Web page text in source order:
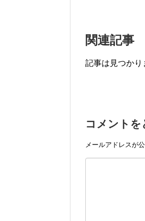
関連記事
記事は見つかり
コメントを
メールアドレスが